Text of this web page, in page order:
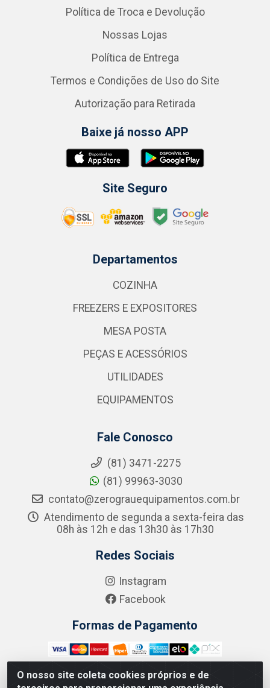
O nosso site coleta cookies próprios e de
Política de Troca e Devolução
Nossas Lojas
Política de Entrega
Termos e Condições de Uso do Site
Autorização para Retirada
Baixe já nosso APP
Site Seguro
Departamentos
COZINHA
FREEZERS E EXPOSITORES
MESA POSTA
PEÇAS E ACESSÓRIOS
UTILIDADES
EQUIPAMENTOS
Fale Conosco
(81) 3471-2275
(81) 99963-3030
contato@zerograuequipamentos.com.br
Atendimento de segunda a sexta-feira das
08h às 12h e das 13h30 às 17h30
Redes Sociais
Instagram
Facebook
Formas de Pagamento